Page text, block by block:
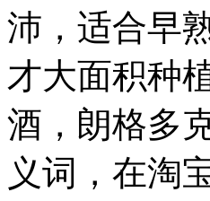
沛，适合早
才大面积种
酒，朗格多
义词，在淘